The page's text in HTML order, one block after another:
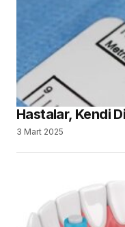
Hastalar, Kendi
3 Mart 2025